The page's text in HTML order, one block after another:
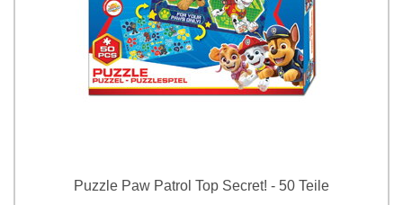
Puzzle Paw Patrol Top Secret! - 50 Teile